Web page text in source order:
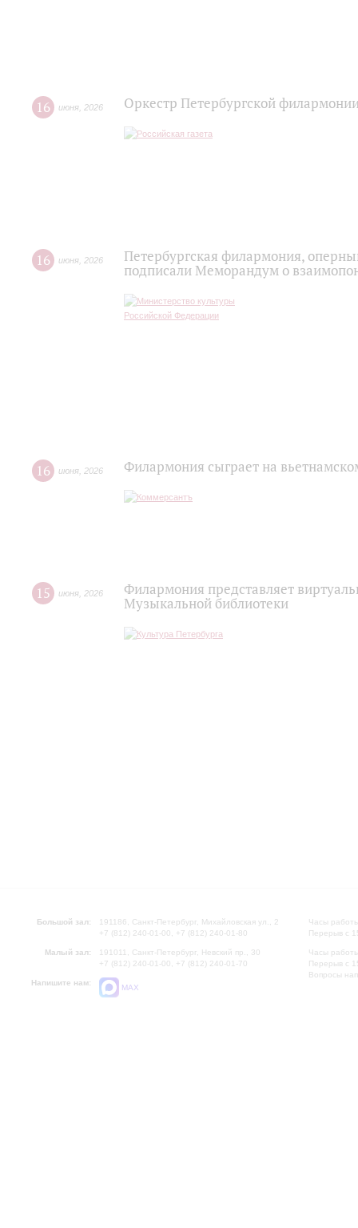
16 июня 2026 Оркестр Петербургской
16 июня 2026
Петербургская филармония,
подписали Меморандум о
16 июня 2026 Филармония сыграет на
15 июня 2026
Филармония представляет
Музыкальной библиотеки
Большой зал:
191186, Санкт-Петербург, Михайловская ул., 2
+7 (812) 240-01-00, +7 (812) 240-01-80
Малый зал:
191011, Санкт-Петербург, Невский пр., 30
+7 (812) 240-01-00, +7 (812) 240-01-70
Напишите нам:
MAX
Часы
Перерыв с
Часы
Перерыв с
Вопросы